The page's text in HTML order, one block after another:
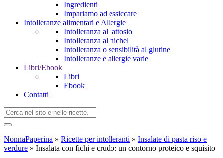
Ingredienti
Impariamo ad essiccare
Intolleranze alimentari e Allergie
Intolleranza al lattosio
Intolleranza al nichel
Intolleranza o sensibilità al glutine
Intolleranze e allergie varie
Libri/Ebook
Libri
Ebook
Contatti
NonnaPaperina » Ricette per intolleranti » Insalate di pasta riso e
verdure » Insalata con fichi e crudo: un contorno proteico e squisito